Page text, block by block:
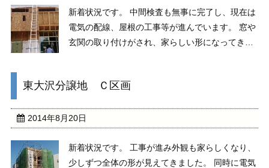
新着状況です。 中間検査も無事に完了し、現在は
電気の配線、屋根の工事等が進んでいます。 窓や
玄関の取り付けがされ、家らしい形になってきま
東大沢分譲地 Ｃ区画
2014年8月20日
新着状況です。 工事が進み外観も家らしくなり、
少しずつ全体の形が見えてきました。 同時に電気